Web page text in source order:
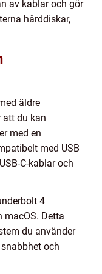
av kablar och gör
hårddiskar,
äldre
att du kan
med en
med USB
C-kablar och
4
macOS. Detta
du använder
och